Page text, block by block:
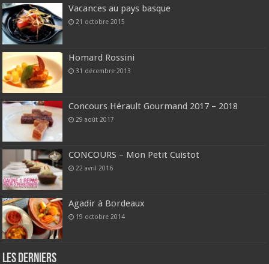
Vacances au pays basque
21 octobre 2015
Homard Rossini
31 décembre 2013
Concours Hérault Gourmand 2017 – 2018
29 août 2017
CONCOURS – Mon Petit Cuistot
22 avril 2016
Agadir à Bordeaux
19 octobre 2014
Les derniers